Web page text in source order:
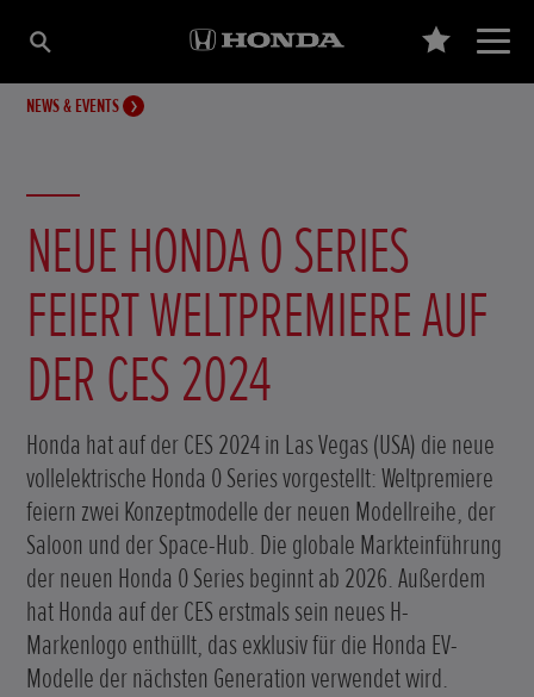
NEWS & EVENTS
NEUE HONDA 0 SERIES
FEIERT WELTPREMIERE AUF
DER CES 2024
Honda hat auf der CES 2024 in Las Vegas (USA) die neue
vollelektrische Honda 0 Series vorgestellt: Weltpremiere
feiern zwei Konzeptmodelle der neuen Modellreihe, der
Saloon und der Space-Hub. Die globale Markteinführung
der neuen Honda 0 Series beginnt ab 2026. Außerdem
hat Honda auf der CES erstmals sein neues H-
Markenlogo enthüllt, das exklusiv für die Honda EV-
Modelle der nächsten Generation verwendet wird.